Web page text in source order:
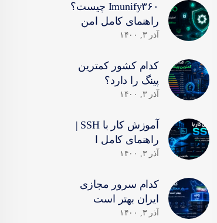
Imunify۳۶۰ چیست؟
راهنمای کامل امن
آذر ۳, ۱۴۰۰
کدام کشور کمترین
پینگ را دارد؟
آذر ۳, ۱۴۰۰
آموزش کار با SSH |
راهنمای کامل ا
آذر ۳, ۱۴۰۰
کدام سرور مجازی
ایران بهتر است
آذر ۳, ۱۴۰۰